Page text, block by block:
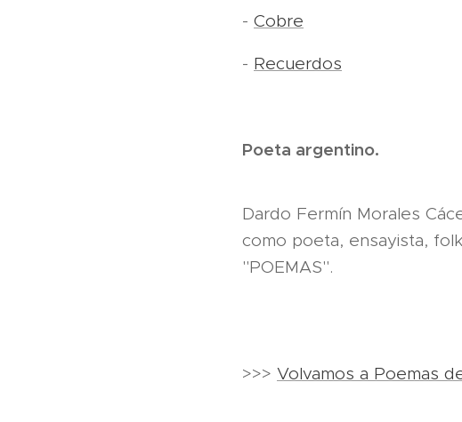
- Cobre
- Recuerdos
Poeta argentino.
Dardo Fermín Morales
como poeta, ensayista,
"POEMAS".
>>> Volvamos a Poemas